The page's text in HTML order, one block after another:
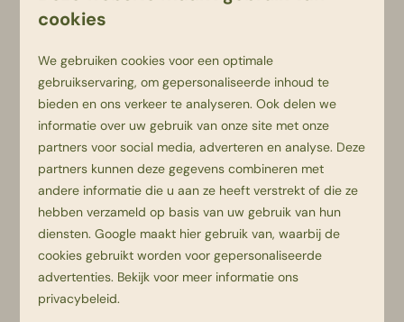
geïsoleerd en voorzien van centrale verwarming en
Je beschikt ook altijd over een tuin metterras of
ruime veranda voor je vakantiewoning. Ook luxe
voorzieningen als een vaatwasser, flatscreen
televisie of boxspringbedden ontbreken niet.
Dit mag je niet missen bij de
Beerze Bulten:
Giga Konijnenhol
Het overdekte
cookies
We gebruiken cookies voor een optimale
gebruikservaring, om gepersonaliseerde inhoud te
bieden en ons verkeer te analyseren. Ook delen we
informatie over uw gebruik van onze site met onze
partners voor social media, adverteren en analyse. Deze
partners kunnen deze gegevens combineren met
andere informatie die u aan ze heeft verstrekt of die ze
hebben verzameld op basis van uw gebruik van hun
diensten.Google maakt hier gebruik van, waarbij de
cookies gebruikt worden voor gepersonaliseerde
advertenties. Bekijk voor meer informatie ons
privacybeleid.